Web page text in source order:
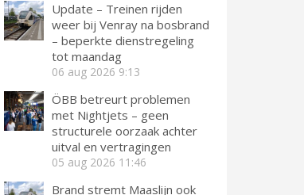
Update – Treinen rijden
weer bij Venray na bosbrand
– beperkte dienstregeling
tot maandag
06 aug 2026 9:13
ÖBB betreurt problemen
met Nightjets – geen
structurele oorzaak achter
uitval en vertragingen
05 aug 2026 11:46
Brand stremt Maaslijn ook